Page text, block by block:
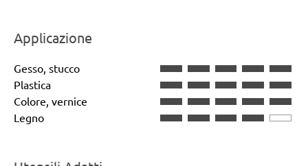
Applicazione
Gesso, stucco
Plastica
Colore, vernice
Legno